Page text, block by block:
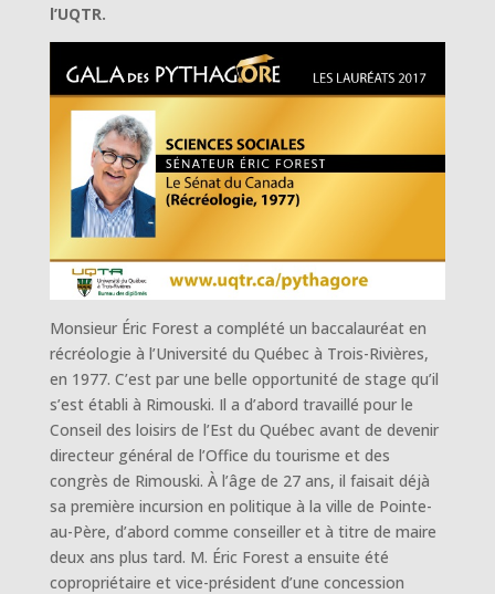
l’UQTR.
Monsieur Éric Forest a complété un baccalauréat en
récréologie à l’Université du Québec à Trois-Rivières,
en 1977. C’est par une belle opportunité de stage qu’il
s’est établi à Rimouski. Il a d’abord travaillé pour le
Conseil des loisirs de l’Est du Québec avant de devenir
directeur général de l’Office du tourisme et des
congrès de Rimouski. À l’âge de 27 ans, il faisait déjà
sa première incursion en politique à la ville de Pointe-
au-Père, d’abord comme conseiller et à titre de maire
deux ans plus tard. M. Éric Forest a ensuite été
copropriétaire et vice-président d’une concession